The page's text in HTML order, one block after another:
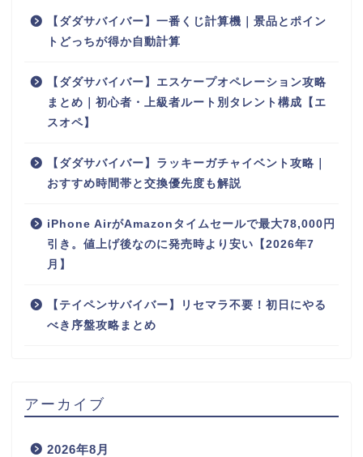
【ダダサバイバー】一番くじ計算機｜景品とポイン
トどっちが得か自動計算
【ダダサバイバー】エスケープオペレーション攻略
まとめ｜初心者・上級者ルート別タレント構成【エ
スオペ】
【ダダサバイバー】ラッキーガチャイベント攻略｜
おすすめ時間帯と交換優先度も解説
iPhone AirがAmazonタイムセールで最大78,000円
引き。値上げ後なのに発売時より安い【2026年7
月】
【テイペンサバイバー】リセマラ不要！初日にやる
べき序盤攻略まとめ
アーカイブ
2026年8月